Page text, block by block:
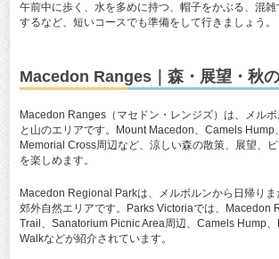
午前中に歩く、水を多めに持つ、帽子をかぶる、混
するなど、短いコースでも準備をして行きましょう。
Macedon Ranges｜森・展望・秋
Macedon Ranges（マセドン・レンジズ）は、メル
と山のエリアです。Mount Macedon、Camels Hump
Memorial Cross周辺など、涼しい森の散策、展望、
を楽しめます。
Macedon Regional Parkは、メルボルンから日帰り
郊外自然エリアです。Parks Victoriaでは、Macedon
Trail、Sanatorium Picnic Area周辺、Camels Hump
Walkなどが紹介されています。